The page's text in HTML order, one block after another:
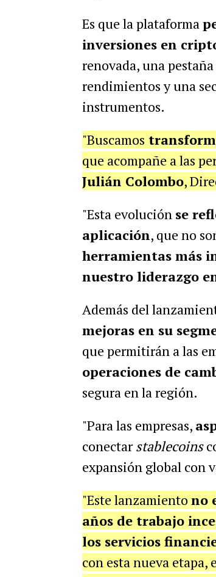
Es que la plataforma
inversiones en
renovada, una
rendimientos y una
instrumentos.
"Buscamos
que acompañe a las
Julián Colombo,
"Esta evolución se
aplicación, que no
herramientas más
nuestro liderazgo
Además del
mejoras en su
que permitirán a las
operaciones de
segura en la región.
"Para las empresas,
conectarstablecoins
expansión global con
"Este lanzamiento no
años de trabajo
los servicios
con esta nueva etapa,